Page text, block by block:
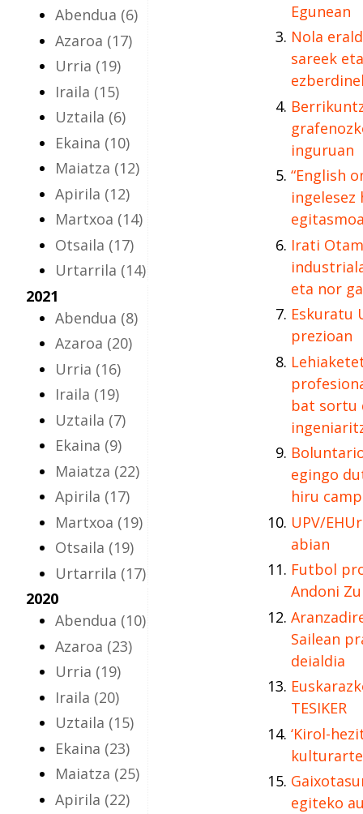
Abendua (6)
Azaroa (17)
Urria (19)
Iraila (15)
Uztaila (6)
Ekaina (10)
Maiatza (12)
Apirila (12)
Martxoa (14)
Otsaila (17)
Urtarrila (14)
2021
Abendua (8)
Azaroa (20)
Urria (16)
Iraila (19)
Uztaila (7)
Ekaina (9)
Maiatza (22)
Apirila (17)
Martxoa (19)
Otsaila (19)
Urtarrila (17)
2020
Abendua (10)
Azaroa (23)
Urria (19)
Iraila (20)
Uztaila (15)
Ekaina (23)
Maiatza (25)
Apirila (22)
Egunean
Nola
sareek
inguruan
“English
Irati
eta nor
Eskuratu
prezioan
bat sortu
egingo
hiru
UPV/
abian
Futbol
Andoni
Sailean
deialdia
TESIKER
‘Kirol-
egiteko